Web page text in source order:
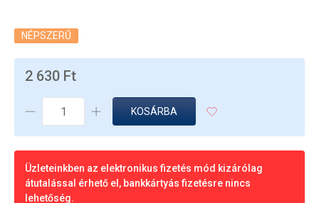
NÉPSZERŰ
2 630 Ft
KOSÁRBA
Üzleteinkben az elektronikus fizetés mód kizárólag
átutalással érhető el, bankkártyás fizetésre nincs
lehetőség.